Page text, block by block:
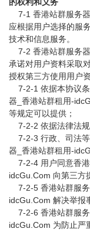
7-1 香港站群服务
应根据用户选择的服
技术和信息服务。
7-2 香港站群服务
承诺对用户资料采取
授权第三方使用用户
7-2-1 依据本协议条
器_香港站群租用-
等规定可以提供；
7-2-2 依据法律法规
7-2-3 行政、司法等
器_香港站群租用-
7-2-4 用户同意香港
idcGu.Com 向第三方
7-2-5 香港站群服务
idcGu.Com 解决举报
7-2-6 香港站群服务
idcGu.Com 为防止严